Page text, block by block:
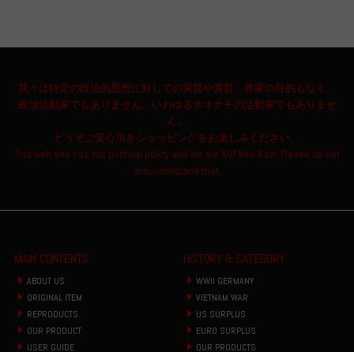
我々は特定の政治的思想に対しての翼賛や賞賛、啓蒙の目的もなく、
政治活動家でもありません。いわゆるネオナチの活動家でもありませ
ん。
どうぞご安心頂きショッピングをお楽しみください。
This web site has not political policy and we are NOT Neo Nazi. Please do not
misunderstand that.
MAIN CONTENTS
ABOUT US
ORIGINAL ITEM
REPRODUCTS
OUR PRODUCT
USER GUIDE
HISTORY & CATEGORY
WWII GERMANY
VIETNAM WAR
US SURPLUS
EURO SURPLUS
OUR PRODUCTS